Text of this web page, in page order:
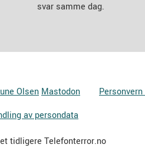
svar samme dag.
Olsen Mastodon
av persondata
tidligere Telefonterror.no